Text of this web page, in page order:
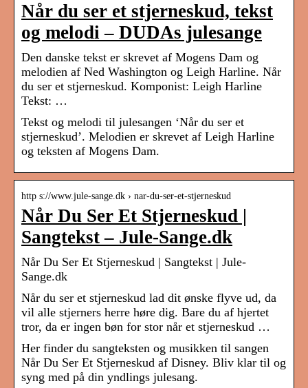
Når du ser et stjerneskud, tekst
og melodi – DUDAs julesange
Den danske tekst er skrevet af Mogens Dam og
melodien af Ned Washington og Leigh Harline. Når
du ser et stjerneskud. Komponist: Leigh Harline
Tekst: …
Tekst og melodi til julesangen ‘Når du ser et
stjerneskud’. Melodien er skrevet af Leigh Harline
og teksten af Mogens Dam.
http s://www.jule-sange.dk › nar-du-ser-et-stjerneskud
Når Du Ser Et Stjerneskud |
Sangtekst – Jule-Sange.dk
Når Du Ser Et Stjerneskud | Sangtekst | Jule-
Sange.dk
Når du ser et stjerneskud lad dit ønske flyve ud, da
vil alle stjerners herre høre dig. Bare du af hjertet
tror, da er ingen bøn for stor når et stjerneskud …
Her finder du sangteksten og musikken til sangen
Når Du Ser Et Stjerneskud af Disney. Bliv klar til og
syng med på din yndlings julesang.